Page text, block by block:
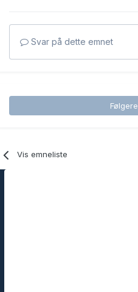
Svar på dette emnet
Følgere
Vis emneliste